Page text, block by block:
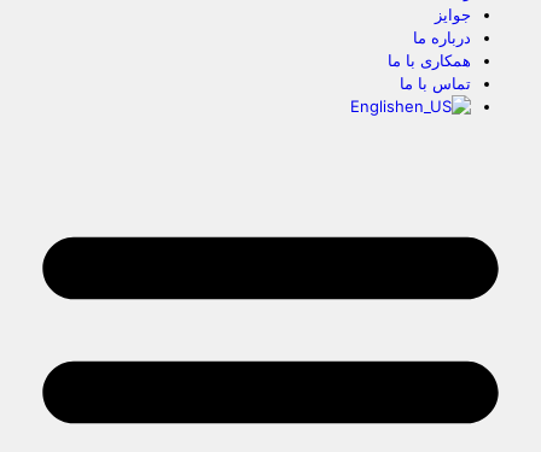
جوایز
درباره ما
همکاری با ما
تماس با ما
English